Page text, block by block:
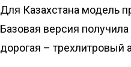
Для Казахстана модель
Базовая версия
дорогая – трехлитровый